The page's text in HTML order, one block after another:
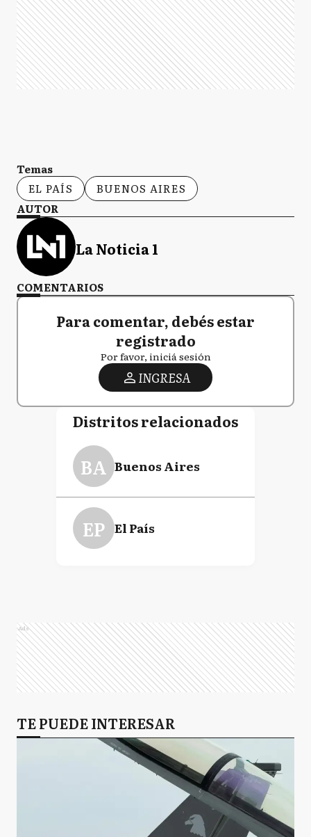
Temas
EL PAÍS
BUENOS AIRES
AUTOR
La Noticia 1
COMENTARIOS
Para comentar, debés estar
registrado
Por favor, iniciá sesión
INGRESA
Distritos relacionados
BA Buenos Aires
EP El País
Ads
TE PUEDE INTERESAR